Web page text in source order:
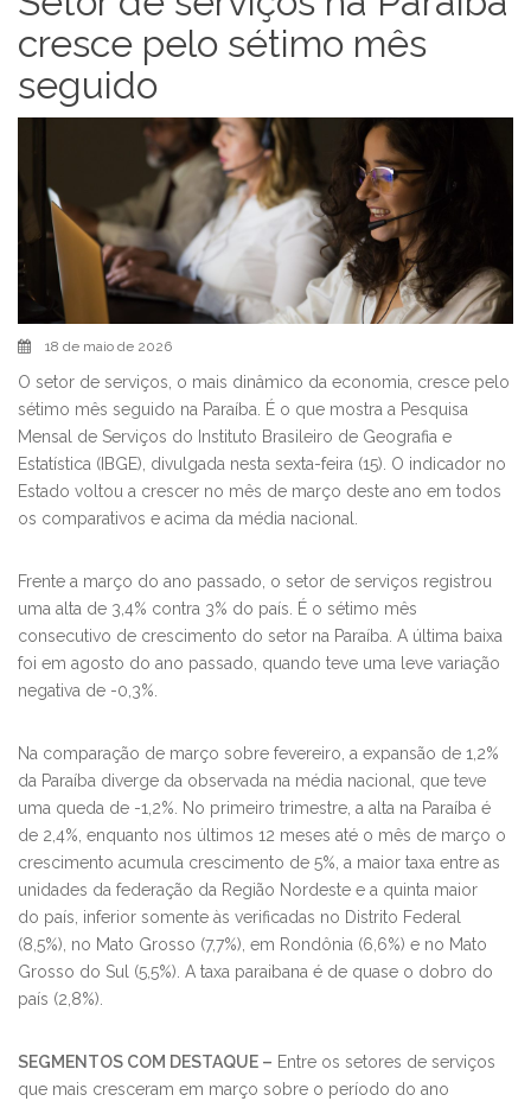
cresce pelo sétimo mês
seguido
18 de maio de 2026
O setor de serviços, o mais dinâmico da economia, cresce pelo
sétimo mês seguido na Paraíba. É o que mostra a Pesquisa
Mensal de Serviços do Instituto Brasileiro de Geografia e
Estatística (IBGE), divulgada nesta sexta-feira (15). O indicador no
Estado voltou a crescer no mês de março deste ano em todos
os comparativos e acima da média nacional.
Frente a março do ano passado, o setor de serviços registrou
uma alta de 3,4% contra 3% do país. É o sétimo mês
consecutivo de crescimento do setor na Paraíba. A última baixa
foi em agosto do ano passado, quando teve uma leve variação
negativa de -0,3%.
Na comparação de março sobre fevereiro, a expansão de 1,2%
da Paraíba diverge da observada na média nacional, que teve
uma queda de -1,2%. No primeiro trimestre, a alta na Paraíba é
de 2,4%, enquanto nos últimos 12 meses até o mês de março o
crescimento acumula crescimento de 5%, a maior taxa entre as
unidades da federação da Região Nordeste e a quinta maior
do país, inferior somente às verificadas no Distrito Federal
(8,5%), no Mato Grosso (7,7%), em Rondônia (6,6%) e no Mato
Grosso do Sul (5,5%). A taxa paraibana é de quase o dobro do
país (2,8%).
SEGMENTOS COM DESTAQUE – Entre os setores de serviços
que mais cresceram em março sobre o período do ano